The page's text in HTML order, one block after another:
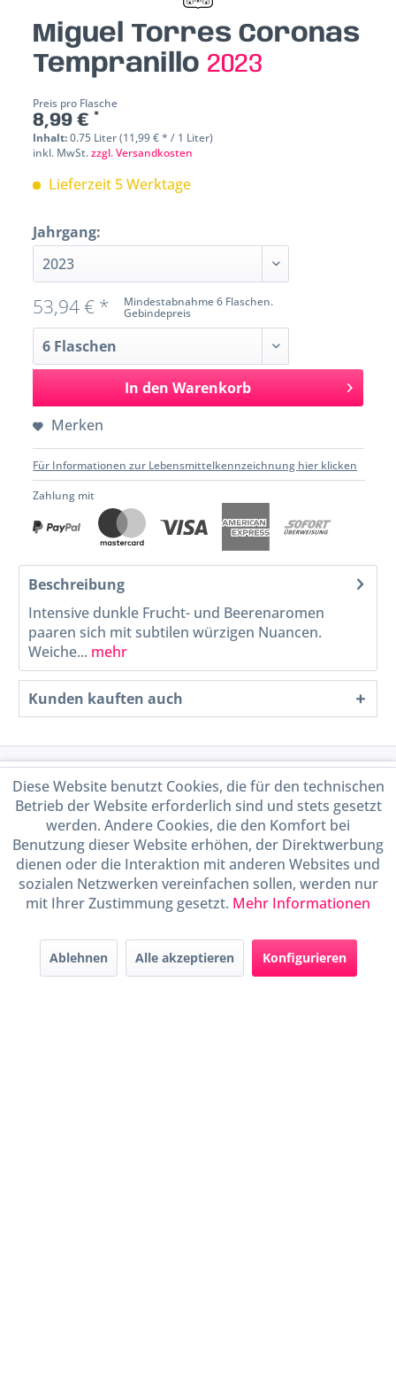
Miguel Torres Coronas
Tempranillo 2023
Preis pro Flasche
8,99 € *
Inhalt:0.75 Liter (11,99 € * / 1 Liter)
inkl. MwSt.zzgl. Versandkosten
Lieferzeit 5 Werktage
Jahrgang:
Mindestabnahme 6 Flaschen.
Gebindepreis
53,94 € *
In den Warenkorb
Merken
Für Informationen zur Lebensmittelkennzeichnung hier klicken
Zahlung mit
Beschreibung
Intensive dunkle Frucht- und Beerenaromen
paaren sich mit subtilen würzigen Nuancen.
Weiche... mehr
Kunden kauften auch
Service Hotline
Shop Service
Informationen
Handel mit BIO-Weinen
durch DE-ÖKO-009
Diese Website benutzt Cookies, die für den technischen
Betrieb der Website erforderlich sind und stets gesetzt
werden. Andere Cookies, die den Komfort bei
Benutzung dieser Website erhöhen, der Direktwerbung
dienen oder die Interaktion mit anderen Websites und
sozialen Netzwerken vereinfachen sollen, werden nur
mit Ihrer Zustimmung gesetzt. Mehr Informationen
Ablehnen Alle akzeptieren Konfigurieren